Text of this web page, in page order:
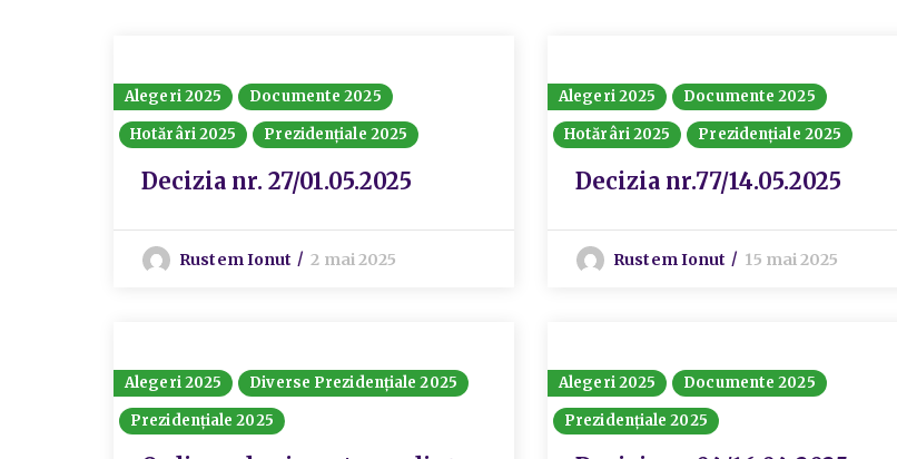
Alegeri 2025
Documente 2025
Hotărâri 2025
Prezidențiale 2025
Decizia nr. 27/01.05.2025
Rustem Ionut 2 mai 2025
Alegeri 2025
Documente 2025
Hotărâri 2025
Prezidențiale 2025
Decizia nr.77/14.05.2025
Rustem Ionut 15 mai 2025
Alegeri 2025
Diverse Prezidențiale 2025
Prezidențiale 2025
Alegeri 2025
Documente 2025
Prezidențiale 2025